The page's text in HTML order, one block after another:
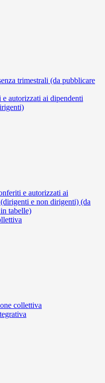
trimestrali (da pubblicare
autorizzati ai dipendenti
e autorizzati ai
e non dirigenti) (da
tabelle)
collettiva